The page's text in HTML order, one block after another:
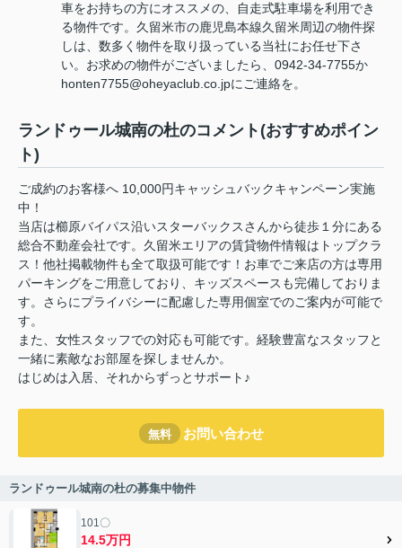
車をお持ちの方にオススメの、自走式駐車場を利用でき
る物件です。久留米市の鹿児島本線久留米周辺の物件探
しは、数多く物件を取り扱っている当社にお任せ下さ
い。お求めの物件がございましたら、0942-34-7755か
honten7755@oheyaclub.co.jpにご連絡を。
ランドゥール城南の杜のコメント(おすすめポイン
ト)
ご成約のお客様へ 10,000円キャッシュバックキャンペーン実施
中！
当店は櫛原バイパス沿いスターバックスさんから徒歩１分にある
総合不動産会社です。久留米エリアの賃貸物件情報はトップクラ
ス！他社掲載物件も全て取扱可能です！お車でご来店の方は専用
パーキングをご用意しており、キッズスペースも完備しておりま
す。さらにプライバシーに配慮した専用個室でのご案内が可能で
す。
また、女性スタッフでの対応も可能です。経験豊富なスタッフと
一緒に素敵なお部屋を探しませんか。
はじめは入居、それからずっとサポート♪
無料 お問い合わせ
ランドゥール城南の杜の募集中物件
101〇
14.5万円